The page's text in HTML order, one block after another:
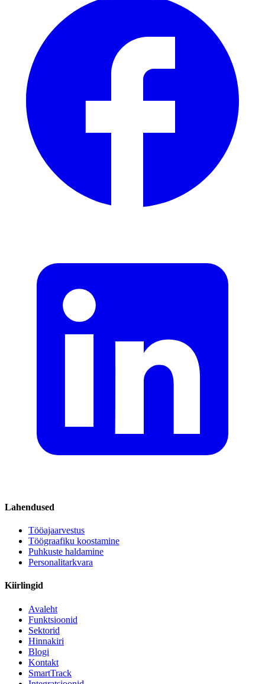
Lahendused
Tööajaarvestus
Töögraafiku koostamine
Puhkuste haldamine
Personalitarkvara
Kiirlingid
Avaleht
Funktsioonid
Sektorid
Hinnakiri
Blogi
Kontakt
SmartTrack